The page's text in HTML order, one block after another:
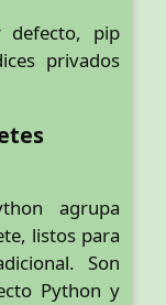
defecto, pip
privados
agrupa
listos para
Son
Python y